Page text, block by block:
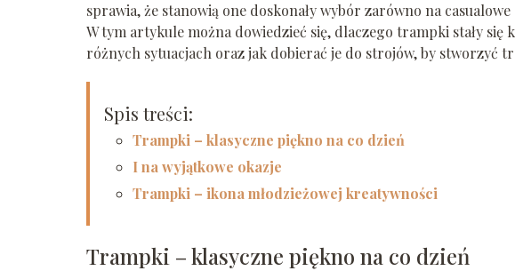
sprawia, że stanowią one doskonały wybór zarówno na
W tym artykule można dowiedzieć się, dlaczego trampki stały się
różnych sytuacjach oraz jak dobierać je do strojów, by stworzyć
Spis treści:
Trampki – klasyczne piękno na co dzień
I na wyjątkowe okazje
Trampki – ikona młodzieżowej kreatywności
Trampki – klasyczne piękno na co dzień